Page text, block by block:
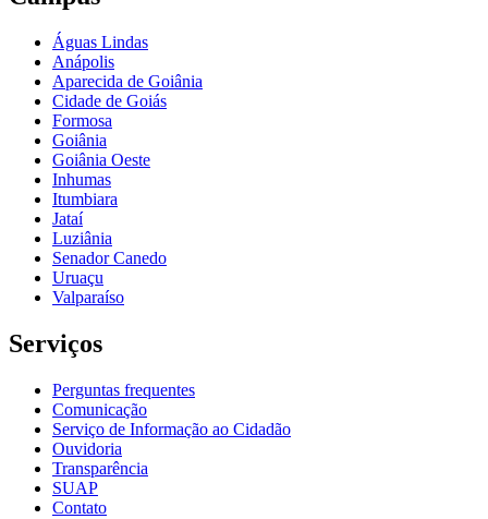
Águas Lindas
Anápolis
Aparecida de Goiânia
Cidade de Goiás
Formosa
Goiânia
Goiânia Oeste
Inhumas
Itumbiara
Jataí
Luziânia
Senador Canedo
Uruaçu
Valparaíso
Serviços
Perguntas frequentes
Comunicação
Serviço de Informação ao Cidadão
Ouvidoria
Transparência
SUAP
Contato